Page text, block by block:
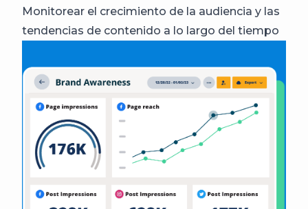
Monitorear el crecimiento de la audiencia y las
tendencias de contenido a lo largo del tiempo